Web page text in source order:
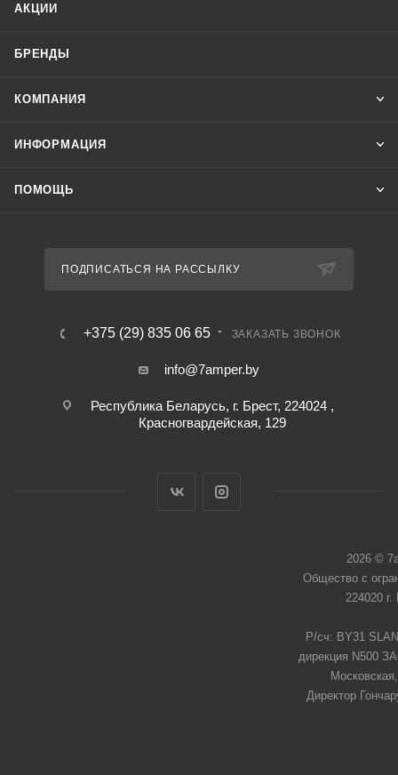
режиме работы;
- регистрация минимального и максимального значения
- защита настроек посредством пароля;
- контроль исправности выносных датчиков температуры.
АКЦИИ
БРЕНДЫ
КОМПАНИЯ
ИНФОРМАЦИЯ
ПОМОЩЬ
ПОДПИСАТЬСЯ НА РАССЫЛКУ
+375 (29) 835 06 65 ЗАКАЗАТЬ ЗВОНОК
info@7amper.by
Республика Беларусь, г. Брест, 224024 ,
Красногвардейская, 129
2026 ©
Общество с
224020
Р/сч: BY31
дирекция N500
Директор